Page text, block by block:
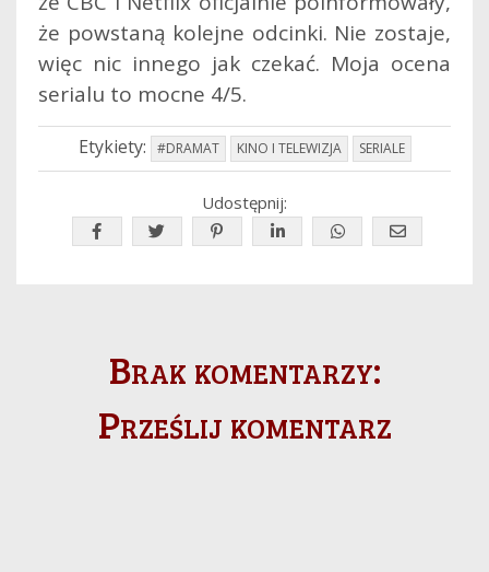
że powstaną kolejne odcinki. Nie zostaje,
więc nic innego jak czekać. Moja ocena
serialu to mocne 4/5.
Etykiety: #DRAMAT KINO I TELEWIZJA SERIALE
Udostępnij:
Brak komentarzy:
Prześlij komentarz